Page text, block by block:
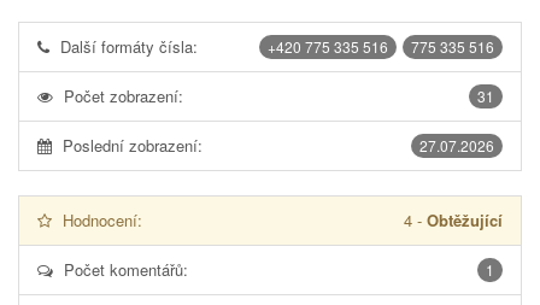
775 335 516
+420 775 335 516
Další formáty čísla:
31
Počet zobrazení:
27.07.2026
Poslední zobrazení:
Hodnocení: 4 - Obtěžující
1
Počet komentářů: